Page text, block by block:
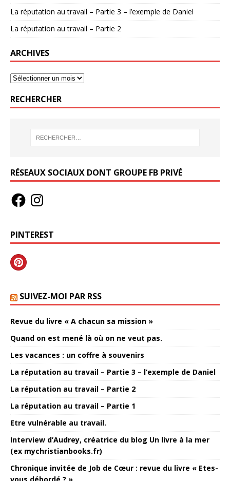
La réputation au travail – Partie 3 – l’exemple de Daniel
La réputation au travail – Partie 2
ARCHIVES
RECHERCHER
RÉSEAUX SOCIAUX DONT GROUPE FB PRIVÉ
PINTEREST
SUIVEZ-MOI PAR RSS
Revue du livre « A chacun sa mission »
Quand on est mené là où on ne veut pas.
Les vacances : un coffre à souvenirs
La réputation au travail – Partie 3 – l’exemple de Daniel
La réputation au travail – Partie 2
La réputation au travail – Partie 1
Etre vulnérable au travail.
Interview d’Audrey, créatrice du blog Un livre à la mer
(ex mychristianbooks.fr)
Chronique invitée de Job de Cœur : revue du livre « Etes-
vous débordé ? »